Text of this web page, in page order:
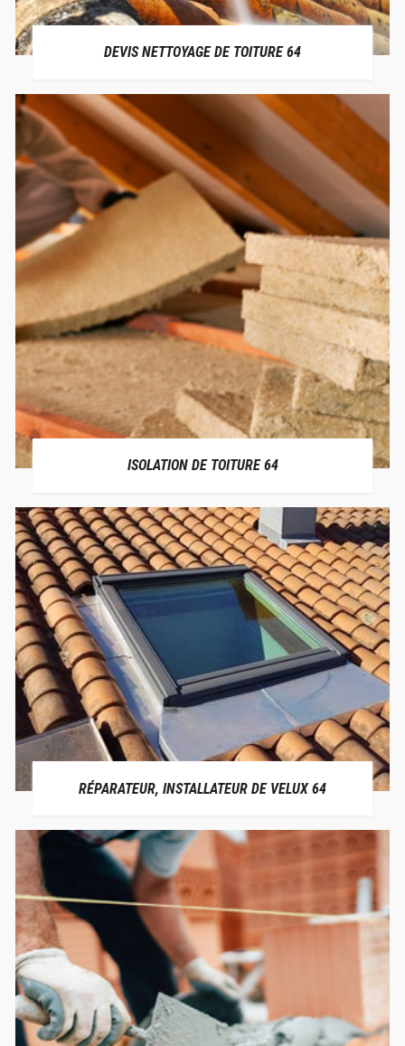
DEVIS NETTOYAGE DE TOITURE 64
ISOLATION DE TOITURE 64
RÉPARATEUR, INSTALLATEUR DE VELUX 64